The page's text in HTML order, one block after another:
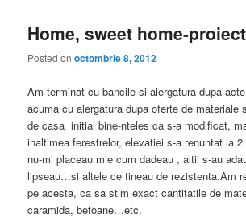
Home, sweet home-
Posted onoctombrie 8, 2012
Am terminat cu bancile si alergatura dupa
acuma cu alergatura dupa oferte de materiale
de casa initial bine-nteles ca s-a modificat,
inaltimea ferestrelor, elevatiei s-a renuntat la
nu-mi placeau mie cum dadeau , altii s-au
lipseau…si altele ce tineau de rezistenta.Am
pe acesta, ca sa stim exact cantitatile de
caramida, betoane…etc.